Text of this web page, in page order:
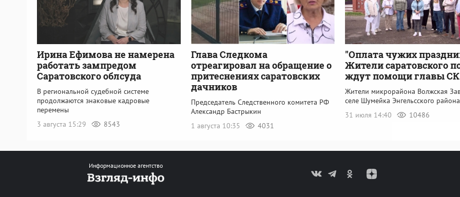
Ирина Ефимова не намерена
работать зампредом
Саратовского облсуда
В региональной судебной системе
продолжаются знаковые кадровые
перемены
3 августа 15:29
8543
Глава Следкома
отреагировал на обращение о
притеснениях саратовских
дачников
Председатель Следственного комитета РФ
Александр Бастрыкин
1 августа 10:35
4031
"Оплата чужих
Жители саратовского
ждут помощи главы СК
Жители микрорайона Волжская
селе Шумейка Энгельсского района
31 июля 14:40
10486
Информационное агентство